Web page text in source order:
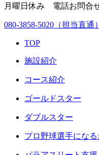
月曜日休み 電話お問合
080-3858-5020 （担当直通）
TOP
施設紹介
コース紹介
ゴールドスター
ダブルスター
プロ野球選手になる